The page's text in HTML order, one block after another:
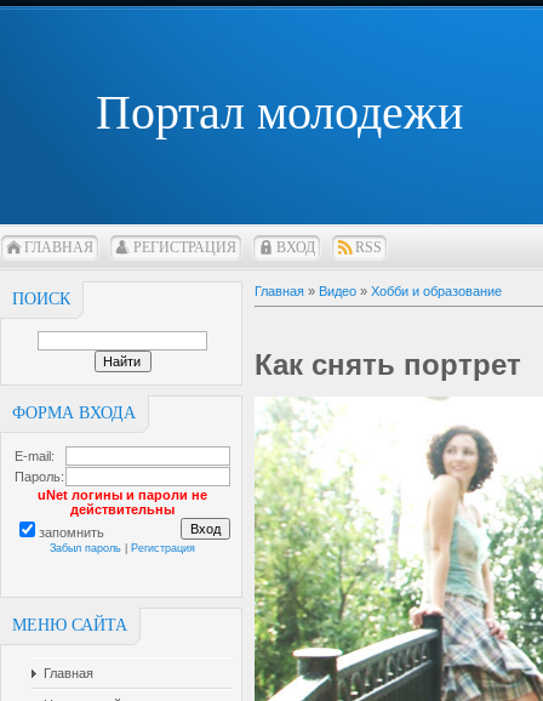
Портал молодежи
ГЛАВНАЯ РЕГИСТРАЦИЯ ВХОД RSS
ПОИСК
ФОРМА ВХОДА
E-mail:
Пароль:
uNet логины и пароли не
действительны
запомнить
Забыл пароль Регистрация
МЕНЮ САЙТА
Главная
Главная » Видео » Хобби и образование
Как снять портрет